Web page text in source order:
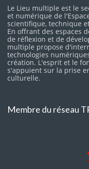
Le Lieu multiple est le
et numérique de
scientifique, technique
En offrant des espaces
de réflexion et de
multiple propose
technologies
création. L'esprit et le
s'appuient sur la prise
culturelle.
Membre du réseau